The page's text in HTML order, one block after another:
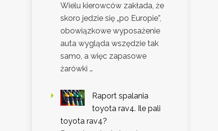
Wielu kierowców zakłada, że
skoro jedzie się „po Europie”,
obowiązkowe wyposażenie
auta wygląda wszędzie tak
samo, a więc zapasowe
żarówki …
Raport spalania
toyota rav4. Ile pali
toyota rav4?